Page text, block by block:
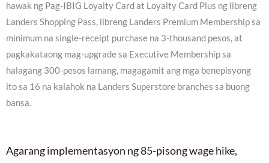
hawak ng Pag-IBIG Loyalty Card at Loyalty Card Plus ng libreng
Landers Shopping Pass, libreng Landers Premium Membership sa
minimum na single-receipt purchase na 3-thousand pesos, at
pagkakataong mag-upgrade sa Executive Membership sa
halagang 300-pesos lamang, magagamit ang mga benepisyong
ito sa 16 na kalahok na Landers Superstore branches sa buong
bansa.
Agarang implementasyon ng 85-pisong wage hike,